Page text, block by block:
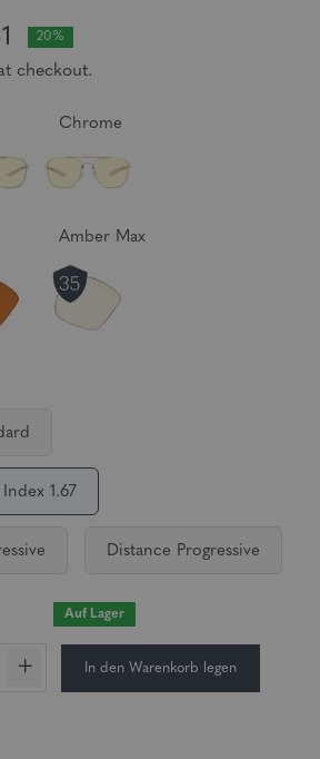
20%
checkout.
Chrome
Amber Max
1.67
Distance Progressive
Auf Lager
+ In den Warenkorb legen